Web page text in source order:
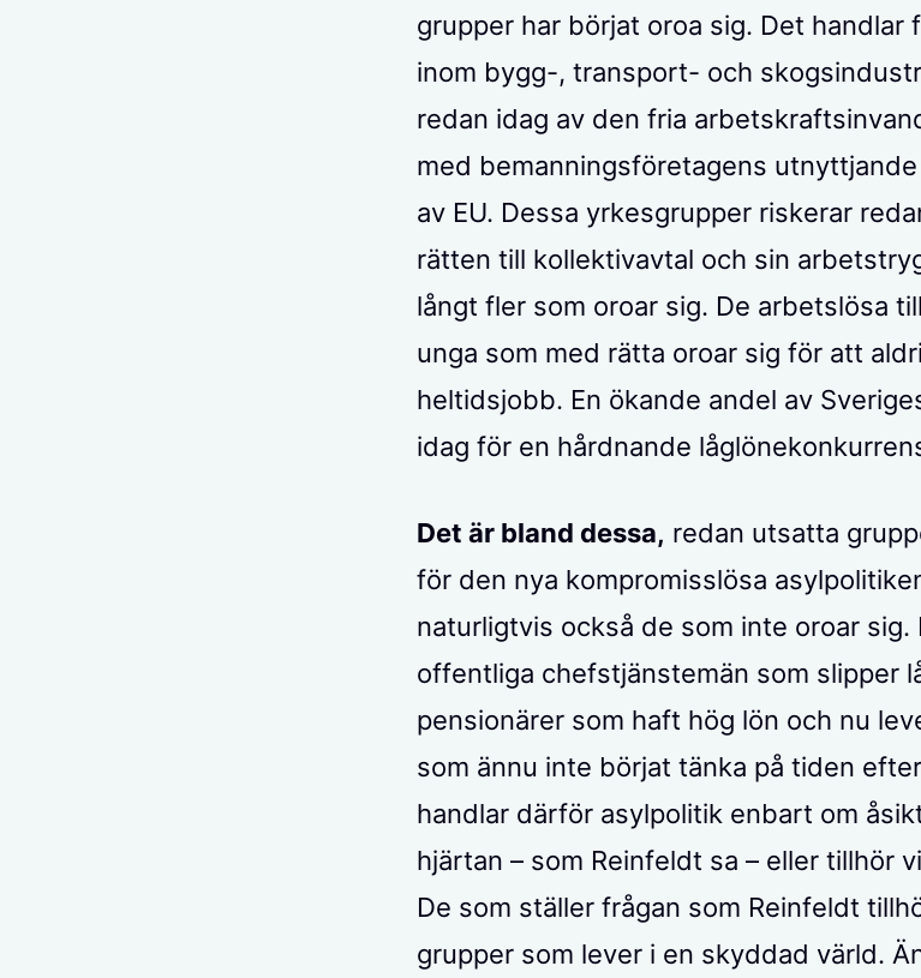
grupper har börjat oroa sig. Det handlar
inom bygg-, transport- och
redan idag av den fria
med bemanningsföretagens
av EU. Dessa yrkesgrupper riskerar
rätten till kollektivavtal och sin
långt fler som oroar sig. De arbetslösa
unga som med rätta oroar sig för att
heltidsjobb. En ökande andel av
idag för en hårdnande
Det är bland dessa, redan utsatta
för den nya kompromisslösa
naturligtvis också de som inte oroar sig.
offentliga chefstjänstemän som slipper
pensionärer som haft hög lön och nu
som ännu inte börjat tänka på tiden
handlar därför asylpolitik enbart om
hjärtan – som Reinfeldt sa – eller tillhör
De som ställer frågan som Reinfeldt
grupper som lever i en skyddad värld.